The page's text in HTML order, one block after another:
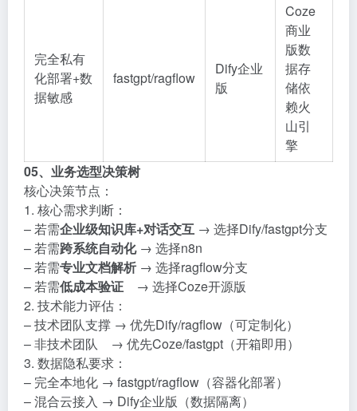
完全私有
化部署+数
据敏感
fastgpt/ragflow
Dify企业
版
Coze
商业
版数
据存
储依
赖火
山引
擎
05、业务选型决策树
核心决策节点：
1. 核心需求判断：
– 若需企业级知识库+对话交互 → 选择Dify/fastgpt分支
– 若需跨系统自动化→ 选择n8n
– 若需专业文档解析 → 选择ragflow分支
– 若需低成本验证 → 选择Coze开源版
2. 技术能力评估：
– 技术团队支撑 → 优先Dify/ragflow（可定制化）
– 非技术团队 → 优先Coze/fastgpt（开箱即用）
3. 数据隐私要求：
– 完全本地化 → fastgpt/ragflow（容器化部署）
– 混合云接入 → Dify企业版（数据隔离）